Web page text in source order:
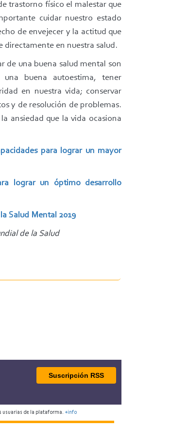
trastorno físico el malestar que
cuidar nuestro estado
de envejecer y la actitud que
directamente en nuestra salud.
de una buena salud mental son
buena autoestima, tener
en nuestra vida; conservar
y de resolución de problemas.
ansiedad que la vida ocasiona
para lograr un mayor
lograr un óptimo desarrollo
Salud Mental 2019
de la Salud
Suscripción RSS
usuarias de la plataforma. +info